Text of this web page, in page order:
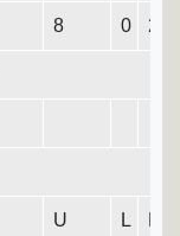
8 0 20
U L